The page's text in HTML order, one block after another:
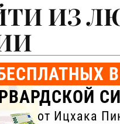
ИЗ
от Ицхака